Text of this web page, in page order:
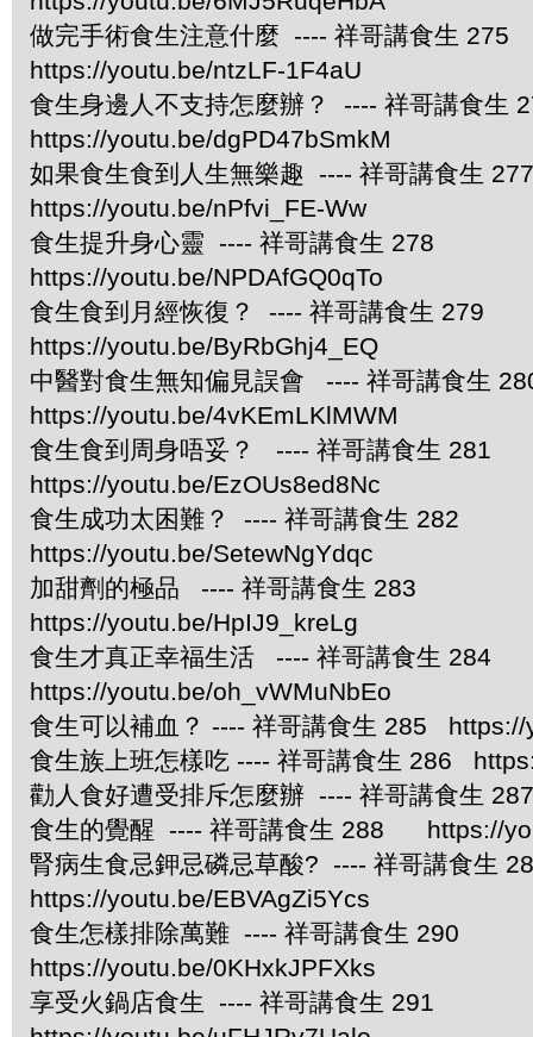
做完手術食生注意什麼 ---- 祥哥講食生 275
https://youtu.be/ntzLF-1F4aU
食生身邊人不支持怎麼辦？ ---- 祥哥講食生
https://youtu.be/dgPD47bSmkM
如果食生食到人生無樂趣 ---- 祥哥講食生 277
https://youtu.be/nPfvi_FE-Ww
食生提升身心靈 ---- 祥哥講食生 278
https://youtu.be/NPDAfGQ0qTo
食生食到月經恢復？ ---- 祥哥講食生 279
https://youtu.be/ByRbGhj4_EQ
中醫對食生無知偏見誤會 ---- 祥哥講食生
https://youtu.be/4vKEmLKlMWM
食生食到周身唔妥？ ---- 祥哥講食生 281
https://youtu.be/EzOUs8ed8Nc
食生成功太困難？ ---- 祥哥講食生 282
https://youtu.be/SetewNgYdqc
加甜劑的極品 ---- 祥哥講食生 283
https://youtu.be/HpIJ9_kreLg
食生才真正幸福生活 ---- 祥哥講食生 284
https://youtu.be/oh_vWMuNbEo
食生可以補血？ ---- 祥哥講食生 285
食生族上班怎樣吃 ---- 祥哥講食生 286
勸人食好遭受排斥怎麼辦 ---- 祥哥講食生
食生的覺醒 ---- 祥哥講食生 288 https://
腎病生食忌鉀忌磷忌草酸? ---- 祥哥講食
https://youtu.be/EBVAgZi5Ycs
食生怎樣排除萬難 ---- 祥哥講食生 290
https://youtu.be/0KHxkJPFXks
享受火鍋店食生 ---- 祥哥講食生 291